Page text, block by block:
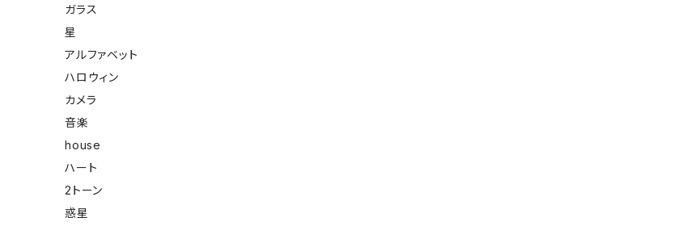
ガラス
星
アルファベット
ハロウィン
カメラ
音楽
house
ハート
2トーン
惑星